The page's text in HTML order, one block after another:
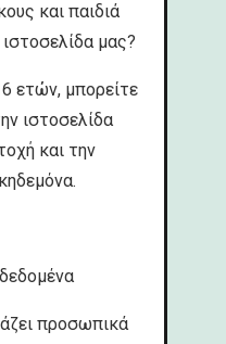
και παιδιά
μας?
ετών, μπορείτε
ιστοσελίδα
και την
προσωπικά